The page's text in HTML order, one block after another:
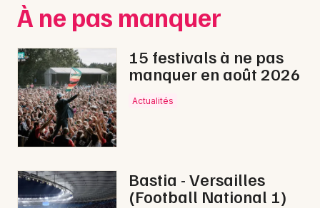
Concerts
Sports
Soirées
Sorties famille
Sorties & loisirs
Nice
Paris
Strasbourg
Toulouse
Toutes les villes
À ne pas manquer
15 festivals à ne pas
manquer en août 2026
Actualités
Bastia - Versailles
(Football National 1)